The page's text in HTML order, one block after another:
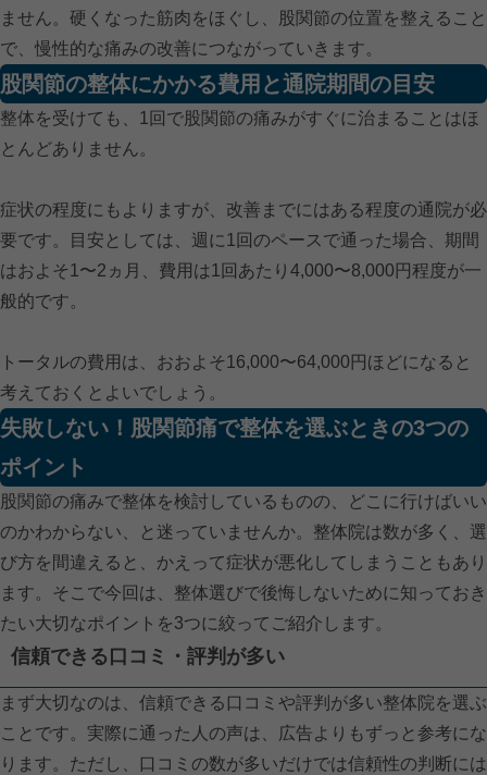
ません。硬くなった筋肉をほぐし、股関節の位置を整えること
で、慢性的な痛みの改善につながっていきます。
股関節の整体にかかる費用と通院期間の目安
整体を受けても、1回で股関節の痛みがすぐに治まることはほ
とんどありません。
症状の程度にもよりますが、改善までにはある程度の通院が必
要です。目安としては、週に1回のペースで通った場合、期間
はおよそ1〜2ヵ月、費用は1回あたり4,000〜8,000円程度が一
般的です。
トータルの費用は、おおよそ16,000〜64,000円ほどになると
考えておくとよいでしょう。
失敗しない！股関節痛で整体を選ぶときの3つの
ポイント
股関節の痛みで整体を検討しているものの、どこに行けばいい
のかわからない、と迷っていませんか。整体院は数が多く、選
び方を間違えると、かえって症状が悪化してしまうこともあり
ます。そこで今回は、整体選びで後悔しないために知っておき
たい大切なポイントを3つに絞ってご紹介します。
信頼できる口コミ・評判が多い
まず大切なのは、信頼できる口コミや評判が多い整体院を選ぶ
ことです。実際に通った人の声は、広告よりもずっと参考にな
ります。ただし、口コミの数が多いだけでは信頼性の判断には